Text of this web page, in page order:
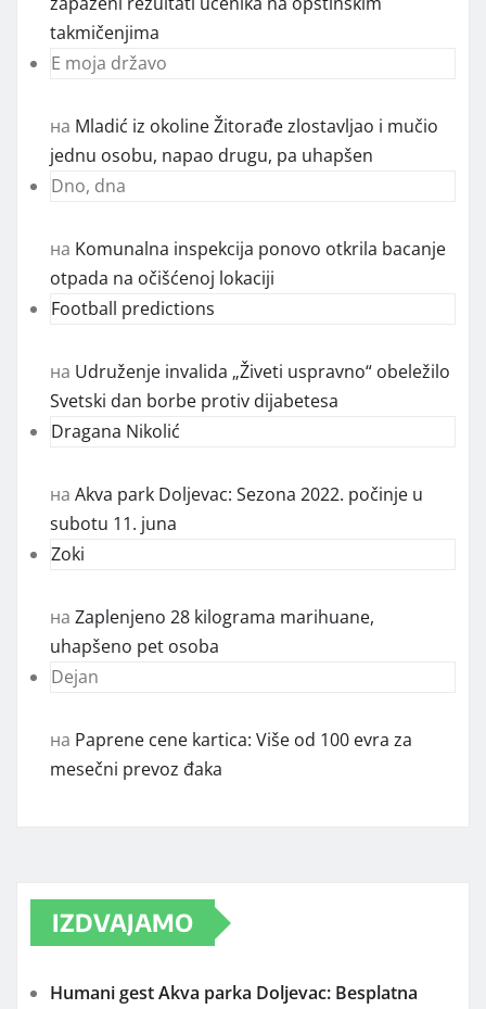
takmičenjima
E moja državo
на Mladić iz okoline Žitorađe zlostavljao i mučio
jednu osobu, napao drugu, pa uhapšen
Dno, dna
на Komunalna inspekcija ponovo otkrila bacanje
otpada na očišćenoj lokaciji
Football predictions
на Udruženje invalida „Živeti uspravno“ obeležilo
Svetski dan borbe protiv dijabetesa
Dragana Nikolić
на Akva park Doljevac: Sezona 2022. počinje u
subotu 11. juna
Zoki
на Zaplenjeno 28 kilograma marihuane,
uhapšeno pet osoba
Dejan
на Paprene cene kartica: Više od 100 evra za
mesečni prevoz đaka
IZDVAJAMO
Humani gest Akva parka Doljevac: Besplatna